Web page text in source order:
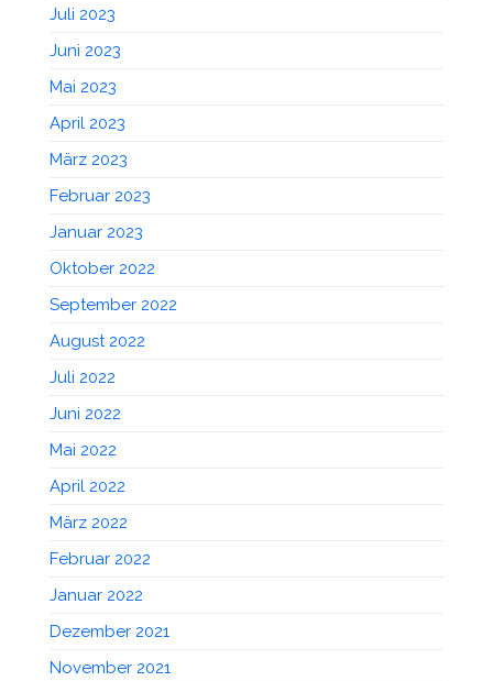
Juli 2023
Juni 2023
Mai 2023
April 2023
März 2023
Februar 2023
Januar 2023
Oktober 2022
September 2022
August 2022
Juli 2022
Juni 2022
Mai 2022
April 2022
März 2022
Februar 2022
Januar 2022
Dezember 2021
November 2021